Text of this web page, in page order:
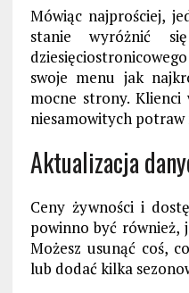
Mówiąc najprościej,
stanie wyróżnić
swoje menu jak
mocne strony.
niesamowitych potraw
Aktualizacja
Ceny żywności i
powinno być również,
Możesz usunąć coś,
lub dodać kilka